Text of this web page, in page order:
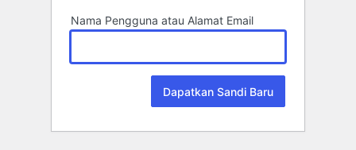
Nama Pengguna atau Alamat Email